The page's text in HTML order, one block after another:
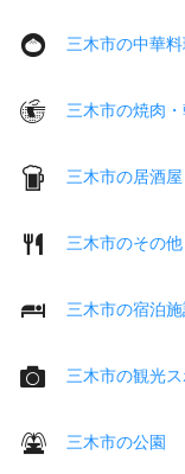
三木市の中華
三木市の焼肉
三木市の居酒屋
三木市のその
三木市の宿泊施
三木市の観光ス
三木市の公園